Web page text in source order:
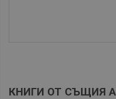
КНИГИ ОТ СЪЩИЯ